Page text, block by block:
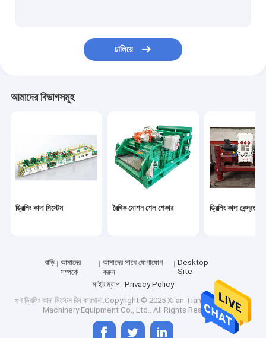
চালিয়ে
আমাদের বিভাগসমূহ
ড্রিলিং কাদা সিস্টেম রৈখিক মোশন শেল শেকার ড্রিলিং কাদা কেন্দ্রতত্ত্বে
বাড়ি
আমাদের
সম্পর্কে
আমাদের সাথে যোগাযোগ
করুন
Desktop
Site
সাইট ম্যাপ
Privacy Policy
গুণ ড্রিলিং কাদা সিস্টেম চীন কারখানা.Copyright © 2025 Xi'an TianRui Petroleum
Machinery Equipment Co., Ltd.. All Rights Reserved.